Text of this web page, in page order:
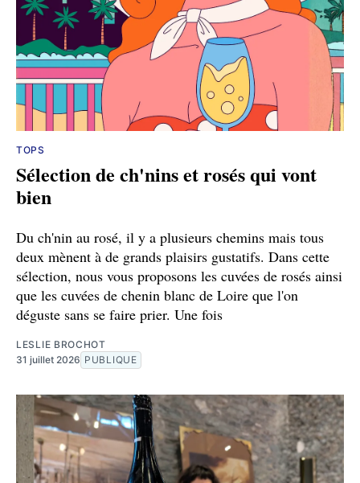
TOPS
Sélection de ch'nins et rosés qui vont
bien
Du ch'nin au rosé, il y a plusieurs chemins mais tous
deux mènent à de grands plaisirs gustatifs. Dans cette
sélection, nous vous proposons les cuvées de rosés ainsi
que les cuvées de chenin blanc de Loire que l'on
déguste sans se faire prier. Une fois
LESLIE BROCHOT
31 juillet 2026 PUBLIQUE